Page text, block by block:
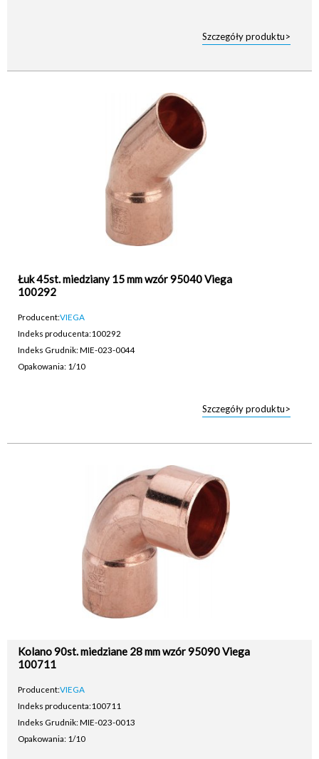
Szczegóły produktu>
Łuk 45st. miedziany 15 mm wzór 95040 Viega
100292
Producent:VIEGA
Indeks producenta:100292
Indeks Grudnik: MIE-023-0044
Opakowania: 1/10
Szczegóły produktu>
Kolano 90st. miedziane 28 mm wzór 95090 Viega
100711
Producent:VIEGA
Indeks producenta:100711
Indeks Grudnik: MIE-023-0013
Opakowania: 1/10